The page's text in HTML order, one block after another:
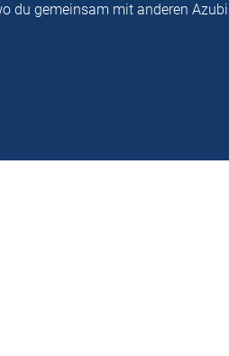
du gemeinsam mit anderen